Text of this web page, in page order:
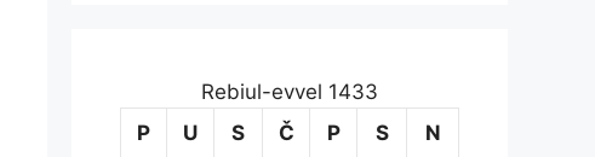
Rebiul-evvel 1433
P
U S Č P S N